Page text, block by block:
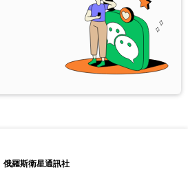
俄羅斯衛星通訊社